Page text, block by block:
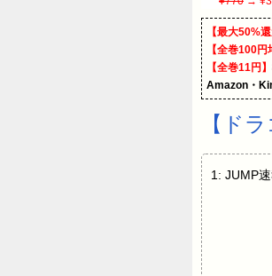
【最大50%還
【全巻100円
【全巻11円】
Amazon・
【ド
1: JUMP